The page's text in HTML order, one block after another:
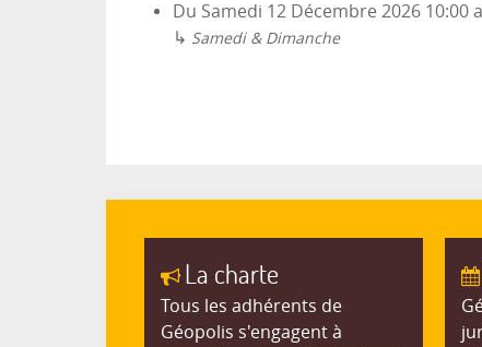
Du Samedi 12 Décembre 2026 10:00
↳ Samedi & Dimanche
La charte
Tous les adhérents de
Géopolis s'engagent à